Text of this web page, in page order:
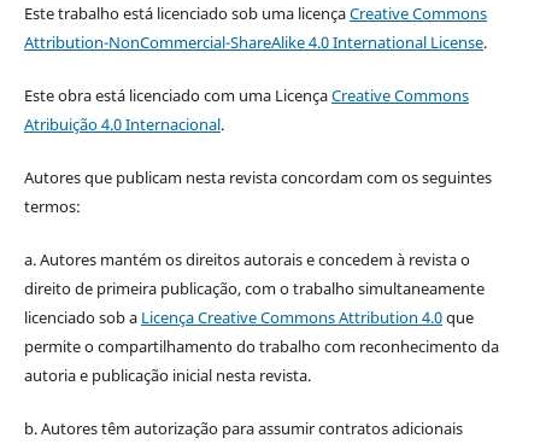
Este trabalho está licenciado sob uma licençaCreative Commons
Attribution-NonCommercial-ShareAlike 4.0 International License.
Este obra está licenciado com uma LicençaCreative Commons
Atribuição 4.0 Internacional.
Autores que publicam nesta revista concordam com os seguintes
termos:
a. Autores mantém os direitos autorais e concedem à revista o
direito de primeira publicação, com o trabalho simultaneamente
licenciado sob a Licença Creative Commons Attribution 4.0que
permite o compartilhamento do trabalho com reconhecimento da
autoria e publicação inicial nesta revista.
b. Autores têm autorização para assumir contratos adicionais